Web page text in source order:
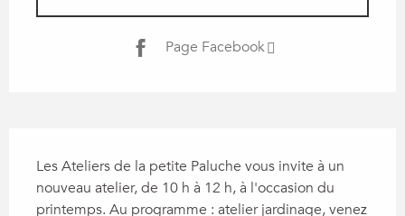
Page Facebook
Les Ateliers de la petite Paluche vous invite à un
nouveau atelier, de 10 h à 12 h, à l'occasion du
printemps. Au programme : atelier jardinage, venez